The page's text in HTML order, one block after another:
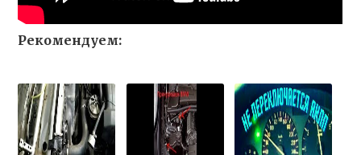
Рекомендуем: